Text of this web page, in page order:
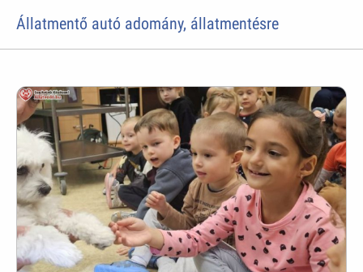
Állatmentő autó adomány, állatmentésre